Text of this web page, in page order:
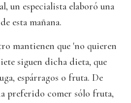
un especialista elaboró una
esta mañana.
mantienen que 'no quieren
siguen dicha dieta, que
espárragos o fruta. De
preferido comer sólo fruta,